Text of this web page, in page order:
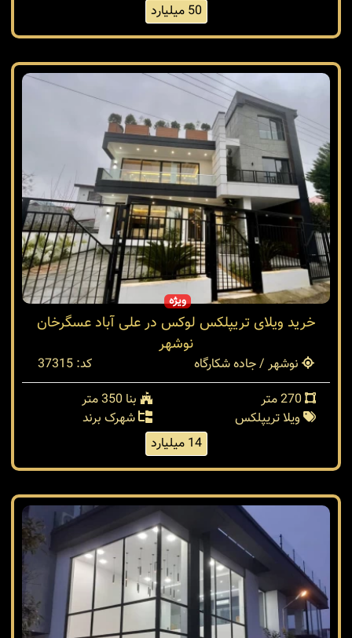
50 میلیارد
ویژه
خرید ویلای تریپلکس لوکس در علی آباد عسگرخان
نوشهر
نوشهر / جاده شکارگاه
کد: 37315
بنا 350 متر
ویلا تریپلکس
شهرک برند
14 میلیارد